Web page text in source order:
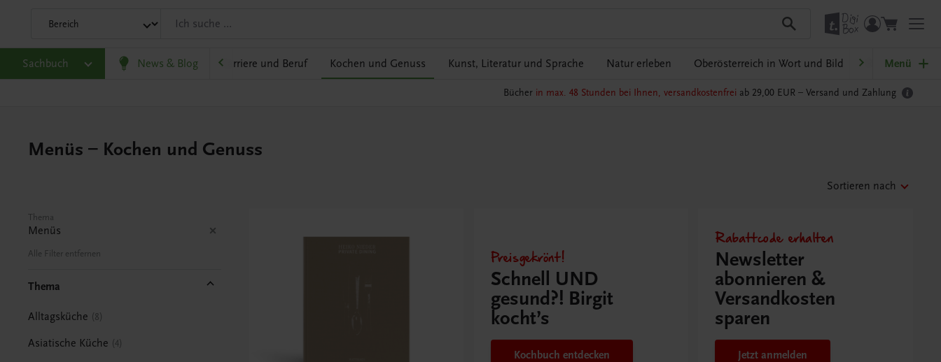
Sachbuch News & Blog
Gesellschaft, Politik und Wirtschaft Karriere und Beruf Kochen und Genuss Kunst, Literatur und Sprache Natur erleben Oberösterreich in Wort und Bild Ratgeber
Menü
Bücher in max. 48 Stunden bei Ihnen, versandkostenfrei ab 29,00 EUR – Versand und Zahlung
Menüs – Kochen und Genuss
Sortieren nach
Thema
Menüs
Alle Filter entfernen
Thema
Alltagsküche 8
Asiatische Küche 4
Preisgekrönt!
Schnell UND
gesund?! Birgit
kocht’s
Kochbuch entdecken
Rabattcode erhalten
Newsletter
abonnieren &
Versandkosten
sparen
Jetzt anmelden